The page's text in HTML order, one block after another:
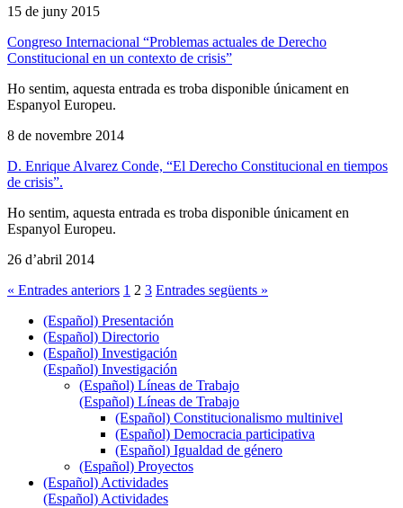
15 de juny 2015
Congreso Internacional “Problemas actuales de Derecho
Constitucional en un contexto de crisis”
Ho sentim, aquesta entrada es troba disponible únicament en
Espanyol Europeu.
8 de novembre 2014
D. Enrique Alvarez Conde, “El Derecho Constitucional en tiempos
de crisis”.
Ho sentim, aquesta entrada es troba disponible únicament en
Espanyol Europeu.
26 d’abril 2014
« Entrades anteriors 1 2 3 Entrades següents »
(Español) Presentación
(Español) Directorio
(Español) Investigación
(Español) Investigación
(Español) Líneas de Trabajo
(Español) Líneas de Trabajo
(Español) Constitucionalismo multinivel
(Español) Democracia participativa
(Español) Igualdad de género
(Español) Proyectos
(Español) Actividades
(Español) Actividades